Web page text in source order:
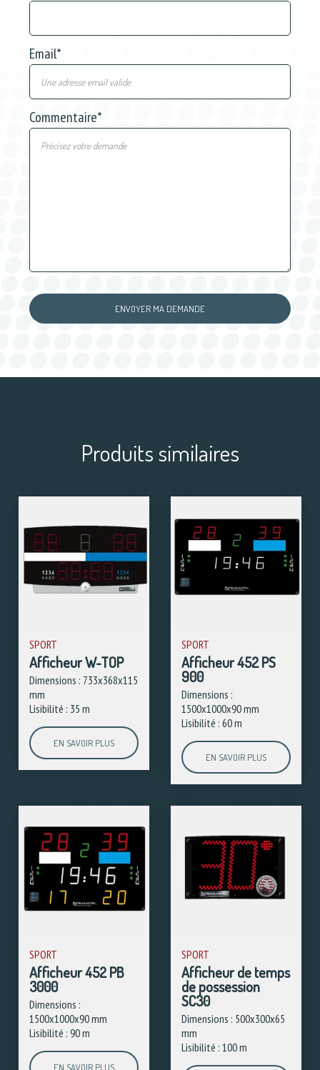
Email*
Commentaire*
Produits similaires
SPORT
Afficheur W-TOP
Dimensions : 733x368x115
mm
Lisibilité : 35 m
EN SAVOIR PLUS
SPORT
Afficheur 452 PS
900
Dimensions :
1500x1000x90 mm
Lisibilité : 60 m
EN SAVOIR PLUS
SPORT
Afficheur 452 PB
3000
Dimensions :
1500x1000x90 mm
Lisibilité : 90 m
EN SAVOIR PLUS
SPORT
Afficheur de temps
de possession
SC30
Dimensions : 500x300x65
mm
Lisibilité : 100 m